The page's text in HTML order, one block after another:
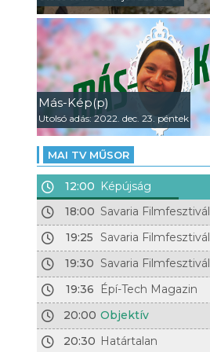
Más-Kép(p)
Utolsó adás: 2022. dec. 23. péntek
MAI TV MŰSOR
12:00 Képújság
18:00 Savaria Filmfesztivál
19:25 Savaria Filmfesztivál
19:30 Savaria Filmfesztivál
19:36
Épí-Tech Magazin
20:00 Objektív
20:30 Határtalan